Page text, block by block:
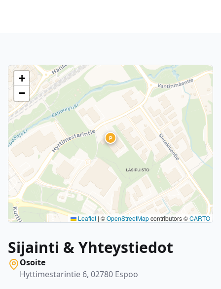
P
+
−
Leaflet | ©OpenStreetMapcontributors ©CARTO
Sijainti & Yhteystiedot
Osoite
Hyttimestarintie 6, 02780 Espoo